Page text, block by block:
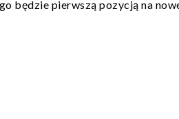
będzie pierwszą pozycją na